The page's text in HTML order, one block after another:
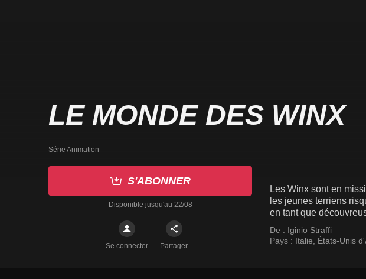
LE MONDE DES WINX
Série Animation
S'ABONNER
Disponible jusqu'au 22/08
Se connecter Partager
Les Winx sont en
les jeunes terriens
en tant que
De : Iginio Straffi
Pays : Italie États-Unis